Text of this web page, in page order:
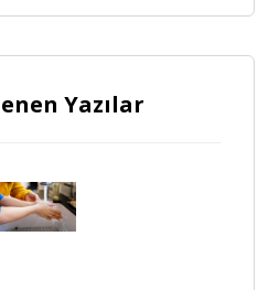
Yazılar